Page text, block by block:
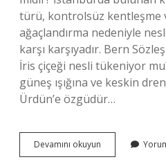
türü, kontrolsüz kentleşme
ağaçlandırma nedeniyle
karşı karşıyadır. Bern
İris çiçeği nesli tükeniyor
güneş ışığına ve keskin
Ürdün’e özgüdür…
Devamını okuyun
Çiçeğinin